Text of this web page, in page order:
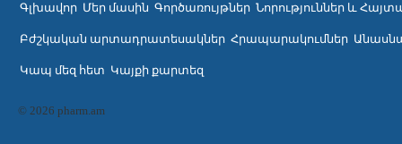
Գլխավոր Մեր մասին Գործառույթներ Նորություններ և
Բժշկական արտադրատեսակներ Հրապարակումներ
Կապ մեզ հետ Կայքի քարտեզ
© 2026 pharm.am